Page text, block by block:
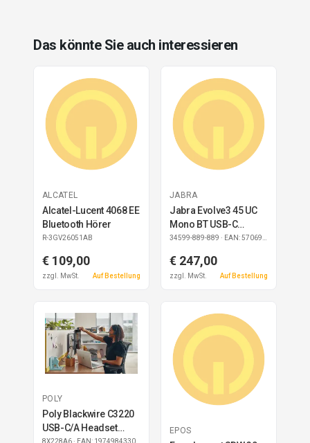
Das könnte Sie auch interessieren
ALCATEL
Alcatel-Lucent 4068 EE
Bluetooth Hörer
R-3GV26051AB
€ 109,00
zzgl. MwSt. Auf Bestellung
JABRA
Jabra Evolve3 45 UC
Mono BT USB-C
Headset inkl.
34599-889-889 · EAN: 5706991036053
€ 247,00
zzgl. MwSt. Auf Bestellung
POLY
Poly Blackwire C3220
USB-C/A Headset
8X228A6 · EAN: 197498433073
EPOS